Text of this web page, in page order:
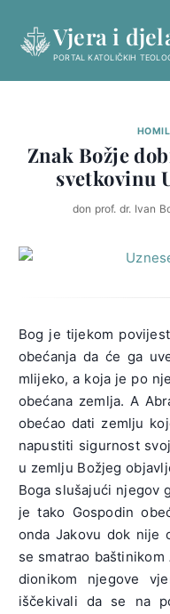
content
Vjera i
PORTAL KATOLIČKIH
Znak Božje
svetkovinu
don prof. dr. Ivan
Bog je tijekom
obećanja da će ga
mlijeko, a koja je po
obećana zemlja. A
obećao dati zemlju
napustiti sigurnost
u zemlju Božjeg
Boga slušajući njegov
je tako Gospodin
onda Jakovu dok nije
se smatrao
dionikom njegove
iščekivali da se na